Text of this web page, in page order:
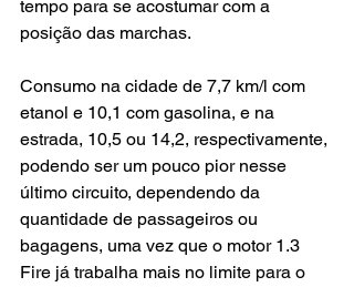
tempo para se acostumar com a
posição das marchas.
Consumo na cidade de 7,7 km/l com
etanol e 10,1 com gasolina, e na
estrada, 10,5 ou 14,2, respectivamente,
podendo ser um pouco pior nesse
último circuito, dependendo da
quantidade de passageiros ou
bagagens, uma vez que o motor 1.3
Fire já trabalha mais no limite para o